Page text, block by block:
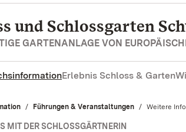
und Schlossgarten
GARTENANLAGE VON
Erlebnis Schloss & Garten
Führungen & Veranstaltungen Aktuell:
Weitere
MIT DER SCHLOSSGÄRTNERIN